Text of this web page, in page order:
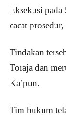
Eksekusi pada
cacat
Tindakan
Toraja dan
Ka’pun.
Tim hukum